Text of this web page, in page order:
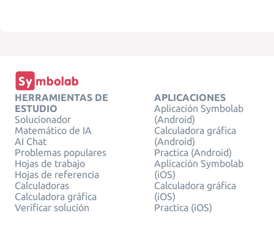
HERRAMIENTAS DE
ESTUDIO
Solucionador
Matemático de IA
AI Chat
Problemas populares
Hojas de trabajo
Hojas de referencia
Calculadoras
Calculadora gráfica
Verificar solución
APLICACIONES
Aplicación Symbolab
(Android)
Calculadora gráfica
(Android)
Practica (Android)
Aplicación Symbolab
(iOS)
Calculadora gráfica
(iOS)
Practica (iOS)